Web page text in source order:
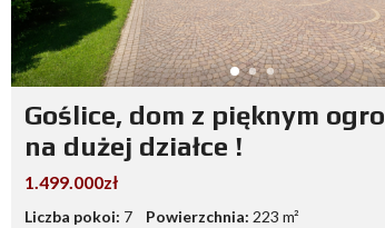
Goślice, dom z pięknym
na dużej działce !
1.499.000zł
Liczba pokoi: 7 Powierzchnia: 223 m²